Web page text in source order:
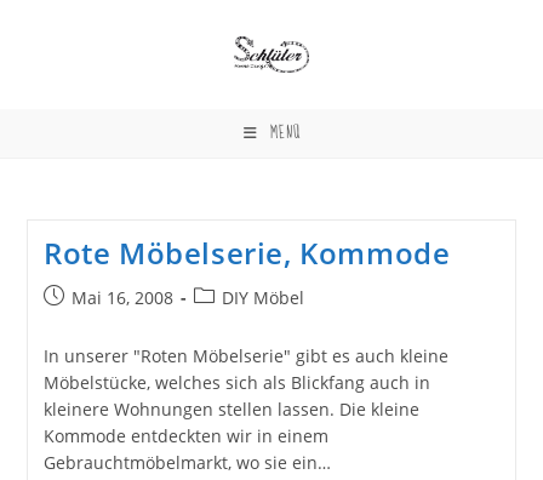
MENÜ
Rote Möbelserie, Kommode
BeitragMai 16, 2008
Beitrags-
DIY Möbel
In unserer "Roten Möbelserie" gibt es auch kleine
Möbelstücke, welches sich als Blickfang auch in
kleinere Wohnungen stellen lassen. Die kleine
Kommode entdeckten wir in einem
Gebrauchtmöbelmarkt, wo sie ein…